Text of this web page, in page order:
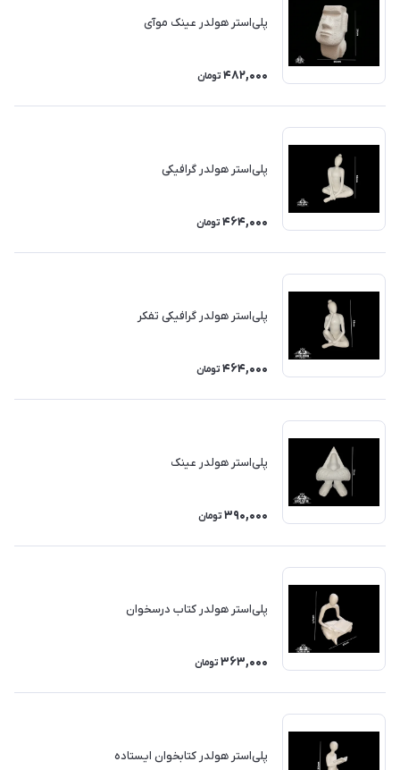
پلی‌استر هولدر عینک موآی
482,000 تومان
پلی‌استر هولدر گرافیکی
464,000 تومان
پلی‌استر هولدر گرافیکی تفکر
464,000 تومان
پلی‌استر هولدر عینک
390,000 تومان
پلی‌استر هولدر کتاب درسخوان
363,000 تومان
پلی‌استر هولدر کتابخوان ایستاده